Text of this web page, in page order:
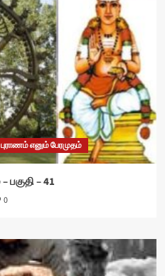
புராணம் எனும் பேரமுதம்
பகுதி – 41
0